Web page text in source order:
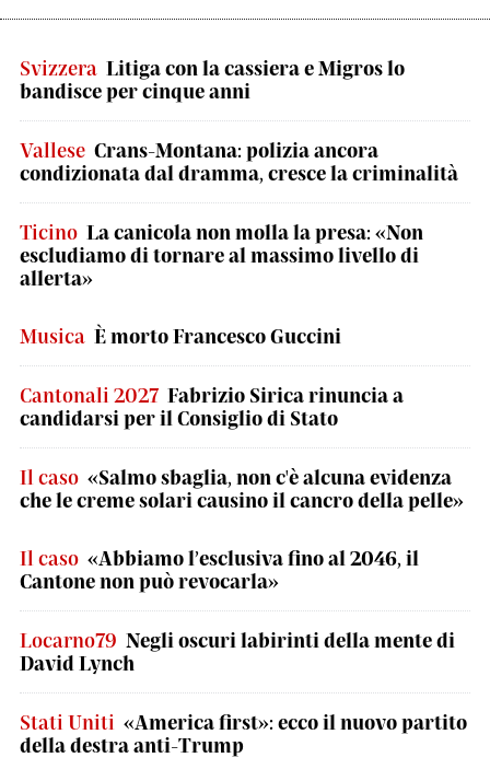
Svizzera Litiga con la cassiera e Migros lo
bandisce per cinque anni
Vallese Crans-Montana: polizia ancora
condizionata dal dramma, cresce la criminalità
Ticino La canicola non molla la presa: «Non
escludiamo di tornare al massimo livello di
allerta»
Musica È morto Francesco Guccini
Cantonali 2027 Fabrizio Sirica rinuncia a
candidarsi per il Consiglio di Stato
Il caso «Salmo sbaglia, non c'è alcuna evidenza
che le creme solari causino il cancro della pelle»
Il caso «Abbiamo l’esclusiva fino al 2046, il
Cantone non può revocarla»
Locarno79 Negli oscuri labirinti della mente di
David Lynch
Stati Uniti «America first»: ecco il nuovo partito
della destra anti-Trump